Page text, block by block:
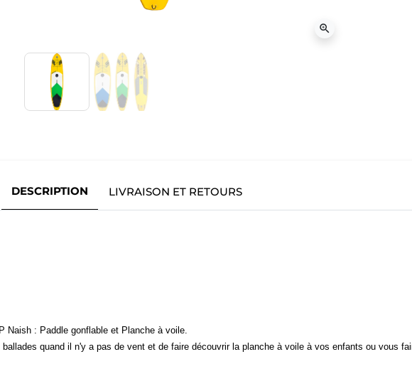
zoom_in
DESCRIPTION LIVRAISON ET RETOURS
Naish : Paddle gonflable et Planche à voile.
quand il n'y a pas de vent et de faire découvrir la planche à voile à vos enfants ou vous